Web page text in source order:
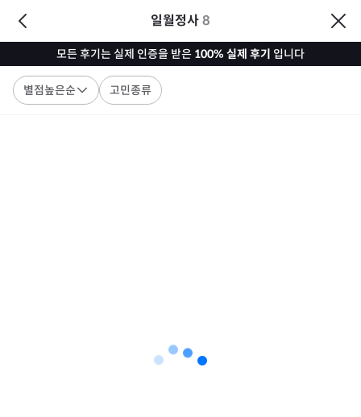
일월정사8
모든 후기는 실제 인증을 받은 100% 실제 후기 입니다
별점높은순 고민종류